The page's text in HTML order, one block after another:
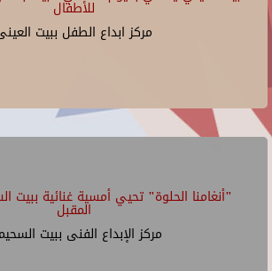
للأطفال
مركز ابداع الطفل ببيت
"أنغامنا الحلوة" تحيي أمسية غنائية
المقبل
مركز الإبداع الفنى ببيت